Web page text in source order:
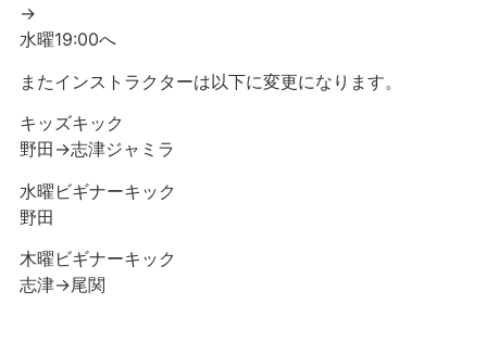
→
水曜19:00へ
またインストラクターは以下に変更になります。
キッズキック
野田→志津ジャミラ
水曜ビギナーキック
野田
木曜ビギナーキック
志津→尾関